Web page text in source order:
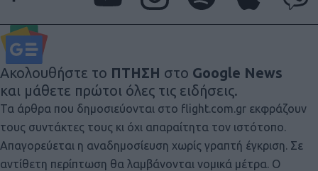
Ακολουθήστε το ΠΤΗΣΗ στο Google News
και μάθετε πρώτοι όλες τις ειδήσεις.
Τα άρθρα που δημοσιεύονται στο flight.com.gr εκφράζουν
τους συντάκτες τους κι όχι απαραίτητα τον ιστότοπο.
Απαγορεύεται η αναδημοσίευση χωρίς γραπτή έγκριση. Σε
αντίθετη περίπτωση θα λαμβάνονται νομικά μέτρα. Ο